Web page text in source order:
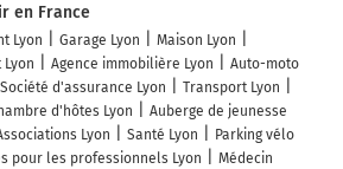
en France
Lyon Garage Lyon
Maison Lyon
Agence immobilière Lyon
Auto-moto
Société d'assurance Lyon
Transport Lyon
d'hôtes Lyon
Auberge de jeunesse
Lyon Santé Lyon
Parking vélo
pour les professionnels Lyon
Médecin